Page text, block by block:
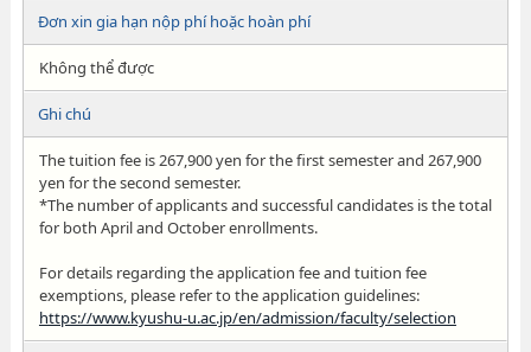
Đơn xin gia hạn nộp phí hoặc hoàn phí
Không thể được
Ghi chú
The tuition fee is 267,900 yen for the first semester and 267,900
yen for the second semester.
*The number of applicants and successful candidates is the total
for both April and October enrollments.
For details regarding the application fee and tuition fee
exemptions, please refer to the application guidelines:
https://www.kyushu-u.ac.jp/en/admission/faculty/selection